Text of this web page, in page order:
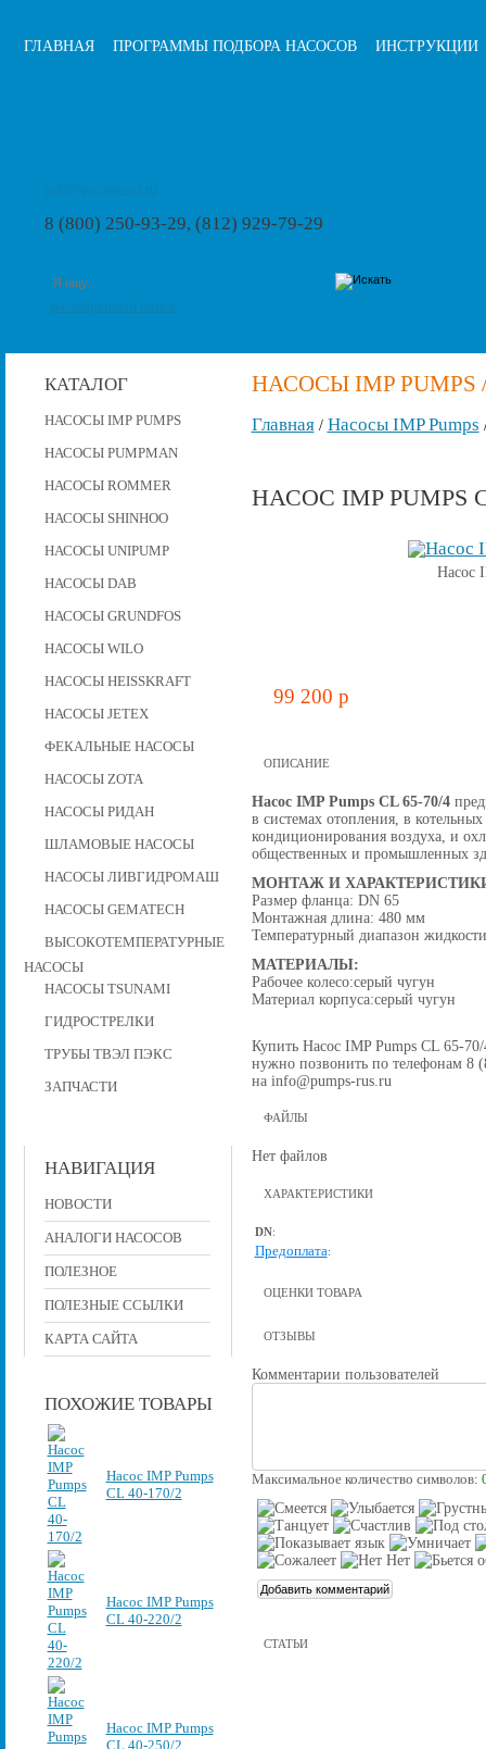
ГЛАВНАЯ ПРОГРАММЫ ПОДБОРА НАСОСОВ ИНСТРУКЦИИ
8 (800) 250-93-29, (812) 929-79-29
КАТАЛОГ
НАСОСЫ IMP PUMPS
НАСОСЫ PUMPMAN
НАСОСЫ ROMMER
НАСОСЫ SHINHOO
НАСОСЫ UNIPUMP
НАСОСЫ DAB
НАСОСЫ GRUNDFOS
НАСОСЫ WILO
НАСОСЫ HEISSKRAFT
НАСОСЫ JETEX
ФЕКАЛЬНЫЕ НАСОСЫ
НАСОСЫ ZOTA
НАСОСЫ РИДАН
ШЛАМОВЫЕ НАСОСЫ
НАСОСЫ ЛИВГИДРОМАШ
НАСОСЫ GEMATECH
ВЫСОКОТЕМПЕРАТУРНЫЕ
НАСОСЫ
НАСОСЫ TSUNAMI
ГИДРОСТРЕЛКИ
ТРУБЫ ТВЭЛ ПЭКС
ЗАПЧАСТИ
НАВИГАЦИЯ
НОВОСТИ
АНАЛОГИ НАСОСОВ
ПОЛЕЗНОЕ
ПОЛЕЗНЫЕ ССЫЛКИ
КАРТА САЙТА
ПОХОЖИЕ ТОВАРЫ
Насос IMP Pumps
CL 40-170/2
Насос IMP Pumps
CL 40-220/2
Насос IMP Pumps
CL 40-250/2
НАСОСЫ IMP PUMPS
Главная/ Насосы IMP Pumps
НАСОС IMP PUMPS
Насос
99 200 p
ОПИСАНИЕ
Насос IMP Pumps CL 65-70/4
в системах отопления, в
кондиционирования воздуха, и
общественных и промышленных
МОНТАЖ И
Размер фланца: DN 65
Монтажная длина: 480 мм
Температурный диапазон
МАТЕРИАЛЫ:
Рабочее колесо:серый чугун
Материал корпуса:серый чугун
Купить Насос IMP Pumps CL 65-
нужно позвонить по телефонам 8
на info@pumps-rus.ru
ФАЙЛЫ
Нет файлов
ХАРАКТЕРИСТИКИ
DN:
Предоплата:
ОЦЕНКИ ТОВАРА
ОТЗЫВЫ
Комментарии пользователей
Максимальное количество символов:
СТАТЬИ